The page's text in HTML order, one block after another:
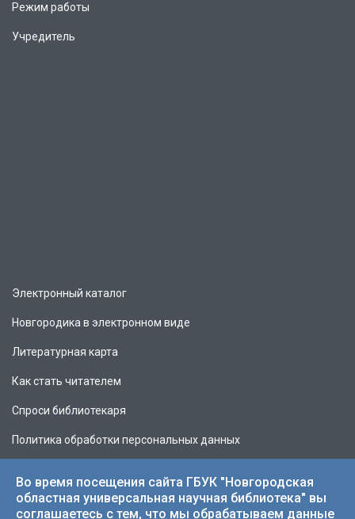
Режим работы
Учредитель
Электронный каталог
Новгородика в электронном виде
Литературная карта
Как стать читателем
Спроси библиотекаря
Политика обработки персональных данных
Во время посещения сайта ГБУК "Новгородская
областная универсальная научная библиотека" вы
соглашаетесь с тем, что мы обрабатываем данные